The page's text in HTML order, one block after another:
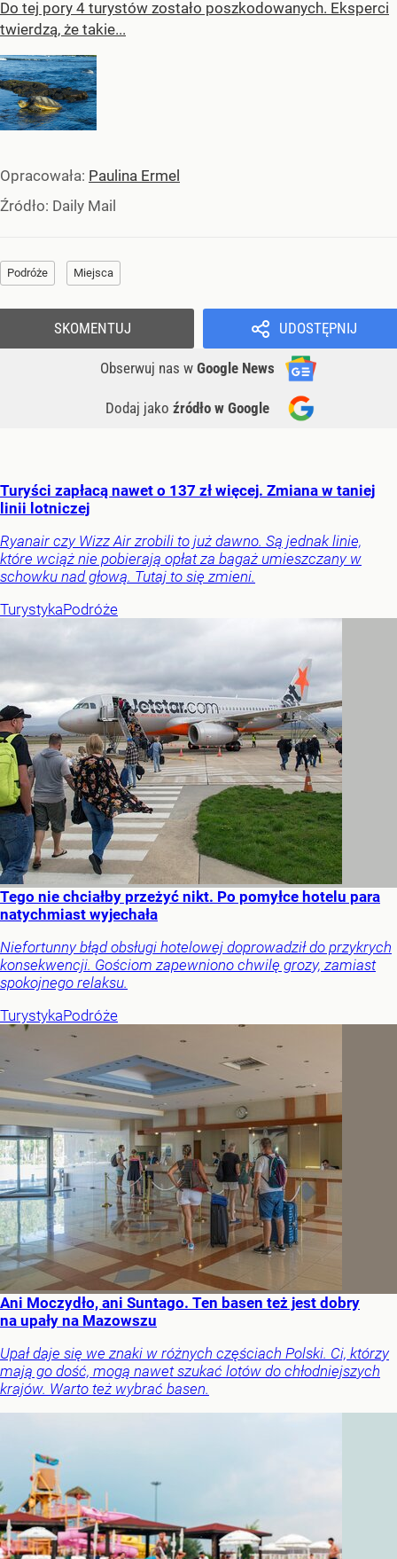
Do tej pory 4 turystów zostało poszkodowanych. Eksperci
twierdzą, że takie...
Opracowała: Paulina Ermel
Źródło: Daily Mail
Podróże Miejsca
UDOSTĘPNIJ
Obserwuj nas w Google News
Dodaj jako źródło w Google
SKOMENTUJ
Turyści zapłacą nawet o 137 zł więcej. Zmiana w taniej
linii lotniczej
Ryanair czy Wizz Air zrobili to już dawno. Są jednak linie,
które wciąż nie pobierają opłat za bagaż umieszczany w
schowku nad głową. Tutaj to się zmieni.
TurystykaPodróże
Tego nie chciałby przeżyć nikt. Po pomyłce hotelu para
natychmiast wyjechała
Niefortunny błąd obsługi hotelowej doprowadził do przykrych
konsekwencji. Gościom zapewniono chwilę grozy, zamiast
spokojnego relaksu.
TurystykaPodróże
Ani Moczydło, ani Suntago. Ten basen też jest dobry
na upały na Mazowszu
Upał daje się we znaki w różnych częściach Polski. Ci, którzy
mają go dość, mogą nawet szukać lotów do chłodniejszych
krajów. Warto też wybrać basen.